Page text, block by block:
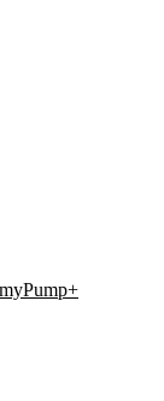
myPump+